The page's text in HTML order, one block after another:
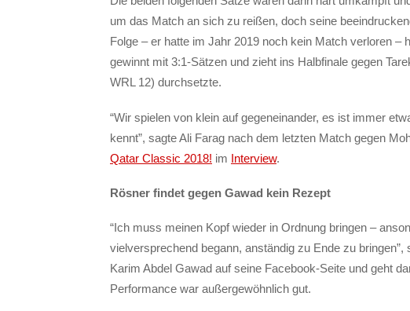
um das Match an sich zu reißen, doch seine
Folge – er hatte im Jahr 2019 noch kein Match verloren –
gewinnt mit 3:1-Sätzen und zieht ins Halbfinale gegen
WRL 12) durchsetzte.
“Wir spielen von klein auf gegeneinander, es ist immer
kennt”, sagte Ali Farag nach dem letzten Match gegen
Qatar Classic 2018! im Interview.
Rösner findet gegen Gawad kein Rezept
“Ich muss meinen Kopf wieder in Ordnung bringen –
vielversprechend begann, anständig zu Ende zu
Karim Abdel Gawad auf seine Facebook-Seite und geht
Performance war außergewöhnlich gut.